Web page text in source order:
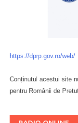
https://dprp.gov.ro/web/
Conținutul acestui site
pentru Românii de